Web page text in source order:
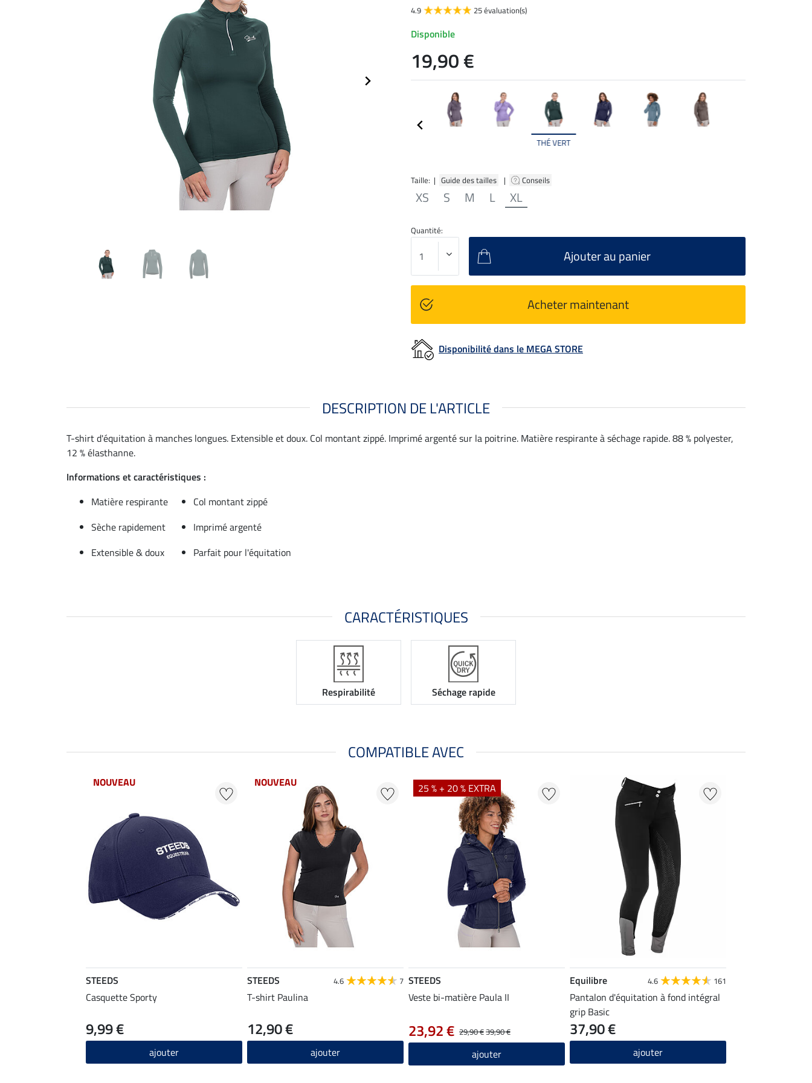
THÉ VERT
Taille: | Guide des tailles | Conseils
XS S M L XL
4.9
25 évaluation(s)
Disponible
19,90 €
Quantité:
Ajouter au panier
Acheter maintenant
Disponibilité dans le MEGA STORE
DESCRIPTION DE L'ARTICLE
T-shirt d'équitation à manches longues. Extensible et doux. Col montant zippé. Imprimé argenté sur la poitrine. Matière respirante à séchage rapide. 88 % polyester,
12 % élasthanne.
Informations et caractéristiques :
Matière respirante
Col montant zippé
Sèche rapidement
Imprimé argenté
Extensible & doux
Parfait pour l'équitation
CARACTÉRISTIQUES
Respirabilité Séchage rapide
COMPATIBLE AVEC
NOUVEAU
STEEDS
Casquette Sporty
9,99 €
ajouter
NOUVEAU
STEEDS 4.6 7
T-shirt Paulina
12,90 €
ajouter
25 % + 20 % EXTRA
STEEDS
Veste bi-matière Paula II
29,90 €39,90 €
23,92 €
ajouter
Equilibre 4.6 161
Pantalon d'équitation à fond intégral
grip Basic
37,90 €
ajouter